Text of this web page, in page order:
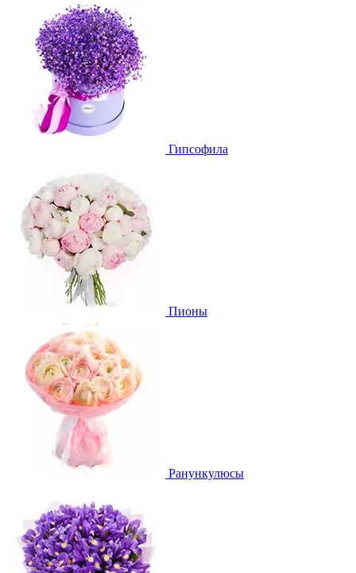
Гипсофила
Пионы
Ранункулюсы